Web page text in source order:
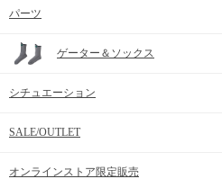
パーツ
ゲーター＆ソックス
シチュエーション
SALE/OUTLET
オンラインストア限定販売